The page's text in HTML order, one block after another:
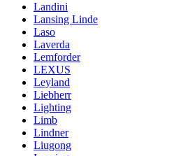
Landini
Lansing Linde
Laso
Laverda
Lemforder
LEXUS
Leyland
Liebherr
Lighting
Limb
Lindner
Liugong